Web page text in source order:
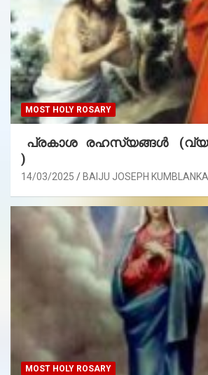
MOST HOLY ROSARY
പ്രകാശ രഹസ്യങ്ങൾ
)
14/03/2025 BAIJU JOSEPH
MOST HOLY ROSARY